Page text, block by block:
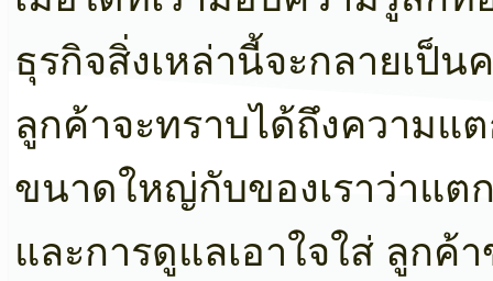
ธุรกิจสิ่งเหล่านี้จะกลายเป็
ลูกค้าจะทราบได้ถึงความแ
ขนาดใหญ่กับของเราว่าแต
และการดูแลเอาใจใส่ ลูกค้